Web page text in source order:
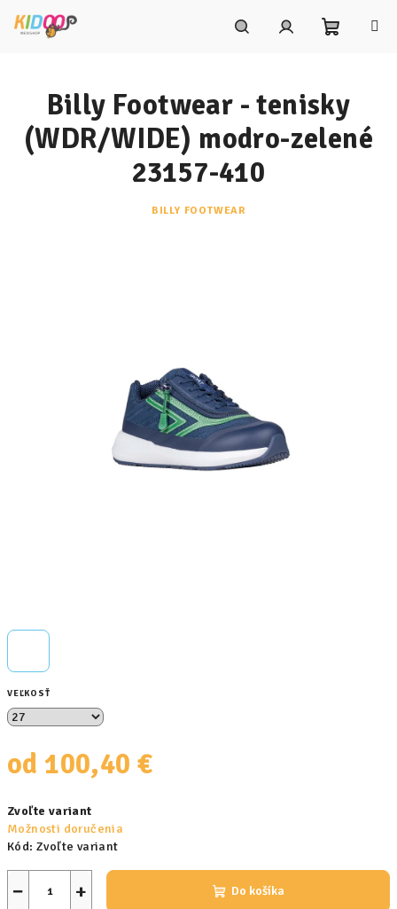
košík
VEĽKOSŤ
od 100,40 €
cena:
Zvoľte variant
Možnosti doručenia
Kód: Zvoľte variant
+
− Do košíka
Billy Footwear - tenisky
(WDR/WIDE) modro-zelené
23157-410
BILLY FOOTWEAR